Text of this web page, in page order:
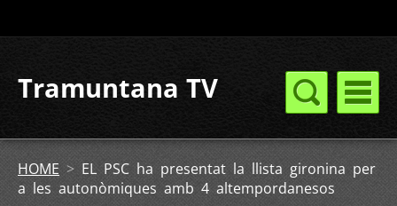
Tramuntana TV
HOME > EL PSC ha presentat la llista gironina per
a les autonòmiques amb 4 altempordanesos